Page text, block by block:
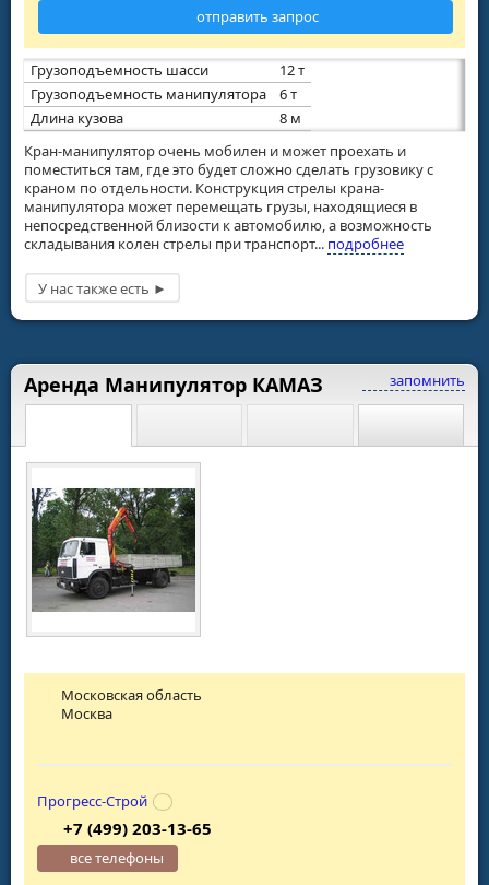
Грузоподъемность шасси
12 т
Грузоподъемность манипулятора
6 т
Длина кузова
8 м
Кран-манипулятор очень мобилен и может проехать и
поместиться там, где это будет сложно сделать грузовику с
краном по отдельности. Конструкция стрелы крана-
манипулятора может перемещать грузы, находящиеся в
непосредственной близости к автомобилю, а возможность
складывания колен стрелы при транспорт... подробнее
отправить запрос
запомнить
Аренда Манипулятор КАМАЗ
Московская область
Москва
Прогресс-Строй
+7 (499) 203-13-65
все телефоны